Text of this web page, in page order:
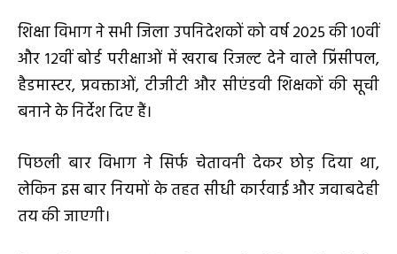
शिक्षा विभाग ने सभी जिला उपनिदेशकों को वर्ष 2025 की 10वीं
और 12वीं बोर्ड परीक्षाओं में खराब रिजल्ट देने वाले प्रिंसीपल,
हैडमास्टर, प्रवक्ताओं, टीजीटी और सीएंडवी शिक्षकों की सूची
बनाने के निर्देश दिए हैं।
पिछली बार विभाग ने सिर्फ चेतावनी देकर छोड़ दिया था,
लेकिन इस बार नियमों के तहत सीधी कार्रवाई और जवाबदेही
तय की जाएगी।